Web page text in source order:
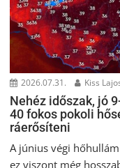
2026.07.31. Kiss
Nehéz időszak, jó
40 fokos pokoli
ráerősíteni
A június végi
ez viszont még